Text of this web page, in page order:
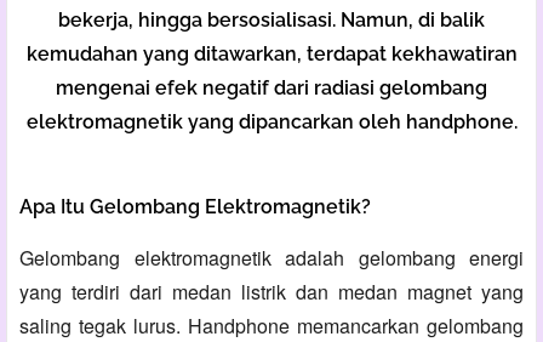
bekerja, hingga bersosialisasi. Namun, di balik
kemudahan yang ditawarkan, terdapat kekhawatiran
mengenai efek negatif dari radiasi gelombang
elektromagnetik yang dipancarkan oleh handphone.
Apa Itu Gelombang Elektromagnetik?
Gelombang elektromagnetik adalah gelombang energi
yang terdiri dari medan listrik dan medan magnet yang
saling tegak lurus. Handphone memancarkan gelombang